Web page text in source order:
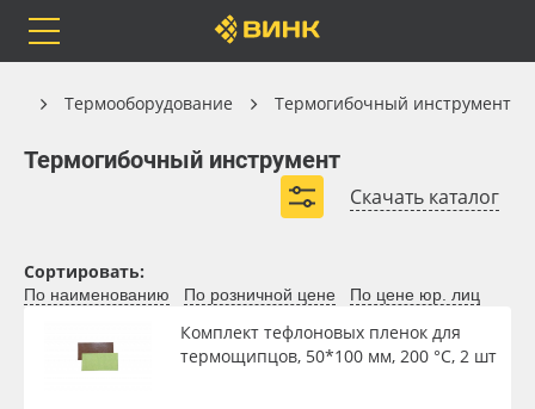
Orafol
Бренды
Рулонные материалы
Самоклеящиеся плёнки
Термооборудование Термогибочный инструмент
Термогибочный инструмент
Скачать каталог
Термооборудование
Термогибочный инструмент
Сортировать:
По наименованию По розничной цене По цене юр. лиц
Комплект тефлоновых пленок для
термощипцов, 50*100 мм, 200 °С, 2 шт